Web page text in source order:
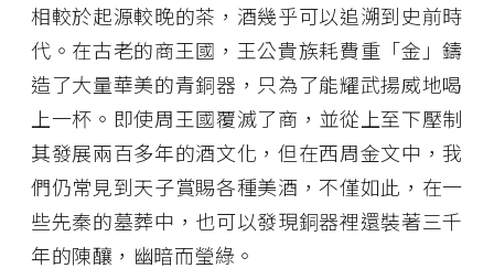
相較於起源較晚的茶，酒幾乎可以追溯到史前時
代。在古老的商王國，王公貴族耗費重「金」鑄
造了大量華美的青銅器，只為了能耀武揚威地喝
上一杯。即使周王國覆滅了商，並從上至下壓制
其發展兩百多年的酒文化，但在西周金文中，我
們仍常見到天子賞賜各種美酒，不僅如此，在一
些先秦的墓葬中，也可以發現銅器裡還裝著三千
年的陳釀，幽暗而瑩綠。